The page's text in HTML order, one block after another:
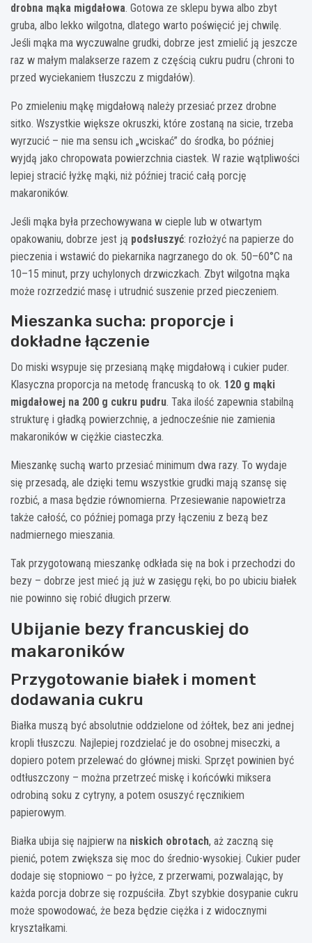
drobna mąka migdałowa. Gotowa ze sklepu bywa albo zbyt
gruba, albo lekko wilgotna, dlatego warto poświęcić jej chwilę.
Jeśli mąka ma wyczuwalne grudki, dobrze jest zmielić ją jeszcze
raz w małym malakserze razem z częścią cukru pudru (chroni to
przed wyciekaniem tłuszczu z migdałów).
Po zmieleniu mąkę migdałową należy przesiać przez drobne
sitko. Wszystkie większe okruszki, które zostaną na sicie, trzeba
wyrzucić – nie ma sensu ich „wciskać” do środka, bo później
wyjdą jako chropowata powierzchnia ciastek. W razie wątpliwości
lepiej stracić łyżkę mąki, niż później tracić całą porcję
makaroników.
Jeśli mąka była przechowywana w cieple lub w otwartym
opakowaniu, dobrze jest ją podsłuszyć: rozłożyć na papierze do
pieczenia i wstawić do piekarnika nagrzanego do ok. 50–60°C na
10–15 minut, przy uchylonych drzwiczkach. Zbyt wilgotna mąka
może rozrzedzić masę i utrudnić suszenie przed pieczeniem.
Mieszanka sucha: proporcje i
dokładne łączenie
Do miski wsypuje się przesianą mąkę migdałową i cukier puder.
Klasyczna proporcja na metodę francuską to ok. 120 g mąki
migdałowej na 200 g cukru pudru. Taka ilość zapewnia stabilną
strukturę i gładką powierzchnię, a jednocześnie nie zamienia
makaroników w ciężkie ciasteczka.
Mieszankę suchą warto przesiać minimum dwa razy. To wydaje
się przesadą, ale dzięki temu wszystkie grudki mają szansę się
rozbić, a masa będzie równomierna. Przesiewanie napowietrza
także całość, co później pomaga przy łączeniu z bezą bez
nadmiernego mieszania.
Tak przygotowaną mieszankę odkłada się na bok i przechodzi do
bezy – dobrze jest mieć ją już w zasięgu ręki, bo po ubiciu białek
nie powinno się robić długich przerw.
Ubijanie bezy francuskiej do
makaroników
Przygotowanie białek i moment
dodawania cukru
Białka muszą być absolutnie oddzielone od żółtek, bez ani jednej
kropli tłuszczu. Najlepiej rozdzielać je do osobnej miseczki, a
dopiero potem przelewać do głównej miski. Sprzęt powinien być
odtłuszczony – można przetrzeć miskę i końcówki miksera
odrobiną soku z cytryny, a potem osuszyć ręcznikiem
papierowym.
Białka ubija się najpierw na niskich obrotach, aż zaczną się
pienić, potem zwiększa się moc do średnio-wysokiej. Cukier puder
dodaje się stopniowo – po łyżce, z przerwami, pozwalając, by
każda porcja dobrze się rozpuściła. Zbyt szybkie dosypanie cukru
może spowodować, że beza będzie ciężka i z widocznymi
kryształkami.